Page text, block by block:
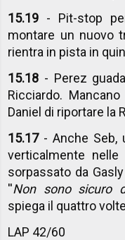
15.19 - Pit-stop
montare un nuovo
rientra in pista in
15.18 - Perez
Ricciardo.
Daniel di riportare la
15.17- Anche Seb,
verticalmente
sorpassato da
''Non sono sicuro
spiega il quattro
LAP 42/60